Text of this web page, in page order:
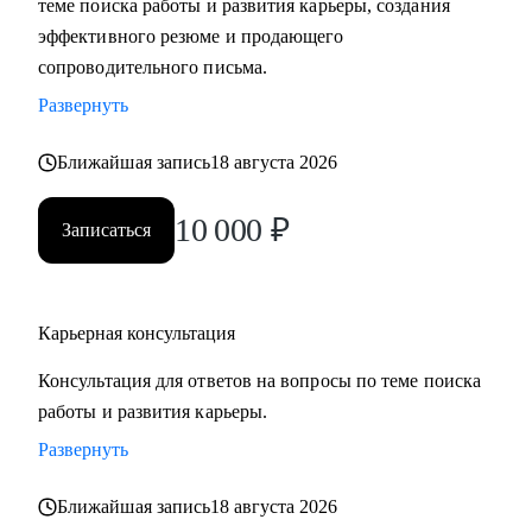
сложные вопросы.
Кому могу помочь:
среднего звена
при смене деятельности, перерыве в карьере, в том числе
• Административный персонал
• Страхование
• Продажи / Услуги
• Информационные технологии
Мой подход в работе – не делаю за вас, делаю вместе с
теме поиска работы и развития карьеры, создания
эффективного резюме и продающего
сопроводительного письма.
Развернуть
Ближайшая запись18 августа 2026
Записаться 10 000 ₽
Карьерная консультация
Консультация для ответов на вопросы по теме поиска
работы и развития карьеры.
Развернуть
Ближайшая запись18 августа 2026